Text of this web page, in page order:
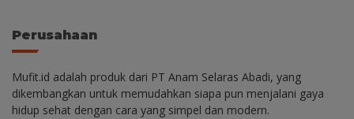
Perusahaan
Mufit.id adalah produk dari PT Anam Selaras Abadi, yang
dikembangkan untuk memudahkan siapa pun menjalani gaya
hidup sehat dengan cara yang simpel dan modern.